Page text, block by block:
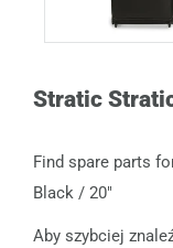
Stratic
Find spare parts
Black / 20"
Aby szybciej